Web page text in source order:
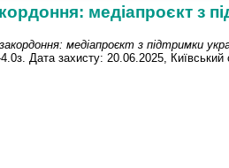
медіапроєкт з
медіапроєкт з підтримки
Дата захисту: 20.06.2025, Київський